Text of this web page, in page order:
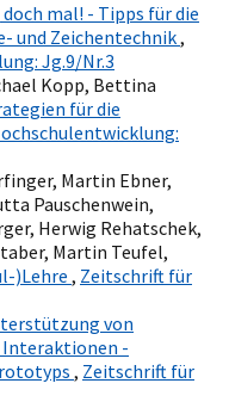
doch mal! - Tipps für die
und Zeichentechnik,
Jg.9/Nr.3
Kopp, Bettina
für die
Martin Ebner,
Pauschenwein,
Herwig Rehatschek,
Martin Teufel,
)Lehre , Zeitschrift für
von
-
, Zeitschrift für